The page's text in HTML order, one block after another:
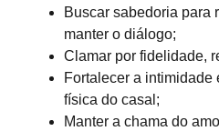
Buscar sabedoria para
manter o diálogo;
Clamar por fidelidade,
Fortalecer a
física do casal;
Manter a chama do